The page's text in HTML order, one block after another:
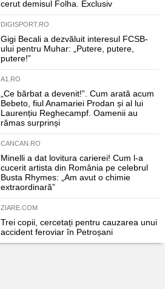
cerut demisul Folha. Exclusiv
DIGISPORT.RO
Gigi Becali a dezvăluit interesul FCSB-
ului pentru Muhar: „Putere, putere,
putere!”
A1.RO
„Ce bărbat a devenit!”. Cum arată acum
Bebeto, fiul Anamariei Prodan și al lui
Laurențiu Reghecampf. Oamenii au
rămas surprinși
CANCAN.RO
Minelli a dat lovitura carierei! Cum l-a
cucerit artista din România pe celebrul
Busta Rhymes: „Am avut o chimie
extraordinară”
ZIARE.COM
Trei copii, cercetați pentru cauzarea unui
accident feroviar în Petroșani